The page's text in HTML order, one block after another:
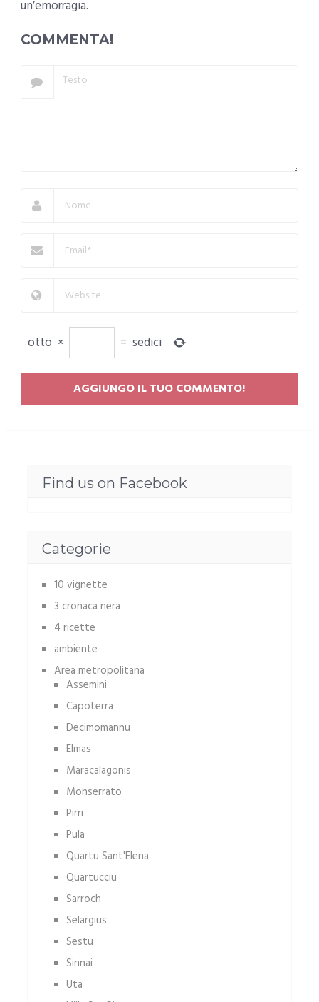
un’emorragia.
COMMENTA!
otto × = sedici
Find us on Facebook
Categorie
10 vignette
3 cronaca nera
4 ricette
ambiente
Area metropolitana
Assemini
Capoterra
Decimomannu
Elmas
Maracalagonis
Monserrato
Pirri
Pula
Quartu Sant'Elena
Quartucciu
Sarroch
Selargius
Sestu
Sinnai
Uta